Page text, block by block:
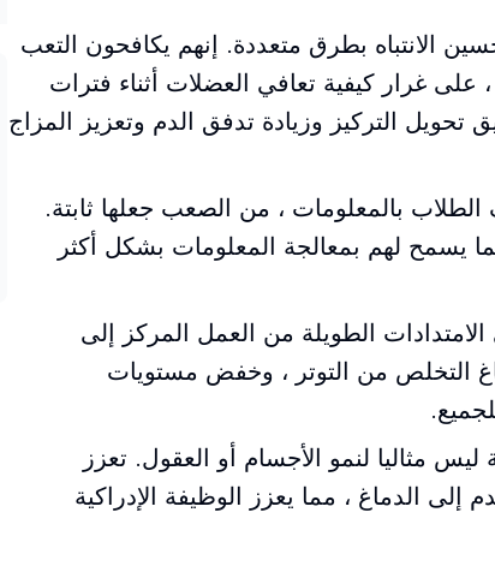
الانتباه بطرق متعددة. إنهم يكافحون التعب
غرار كيفية تعافي العضلات أثناء فترات
التركيز وزيادة تدفق الدم وتعزيز المزاج
بالمعلومات ، من الصعب جعلها ثابتة.
يسمح لهم بمعالجة المعلومات بشكل أكثر
الطويلة من العمل المركز إلى
التخلص من التوتر ، وخفض مستويات
مثاليا لنمو الأجسام أو العقول. تعزز
الدماغ ، مما يعزز الوظيفة الإدراكية